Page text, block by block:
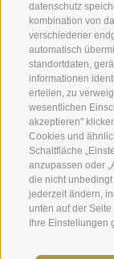
datenschutz
kombination von
verschiedener
automatisch
standortdaten,
informationen
erteilen, zu
wesentlichen
akzeptieren"
Cookies und
Schaltfläche
anzupassen oder
die nicht
jederzeit ändern,
unten auf der
Ihre Einstellungen